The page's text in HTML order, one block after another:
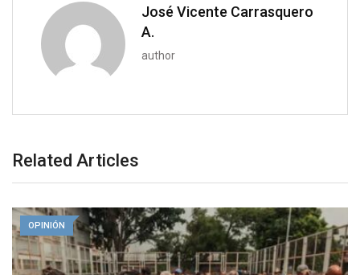
José Vicente Carrasquero
A.
author
Related Articles
OPINIÓN